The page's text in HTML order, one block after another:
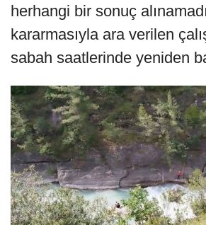
herhangi bir sonuç
kararmasıyla ara verilen
sabah saatlerinde yeniden